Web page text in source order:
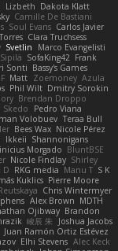
Lizbeth Dakota Klatt
Camille De Bastiani
Soul Evans Carlos Javier
Clara Truchsess
Svetlin
Marco Evangelisti
SofaKing42 Frank
Sonti Bassy's Games
Matt Zoemoney Azula
Phil Wilt Dmitry Sorokin
Brendan Droppo
Skedo
Pedro Viana
Volobuev Teraa Bull
Bees Wax Nicole Pérez
Ikkeii Shannonigans
Morgado BluntBSE
Nicole Findlay Shirley
D RKG media Manu T S K
Kuklics Pierre Moore
Chris Wintermyer
Alex Brown MDTH
Ojibway Brandon
峻辰 朱
Joshua Jacobs
Juan Ramón Ortiz Estévez
Elhi Stevens Alec Keck